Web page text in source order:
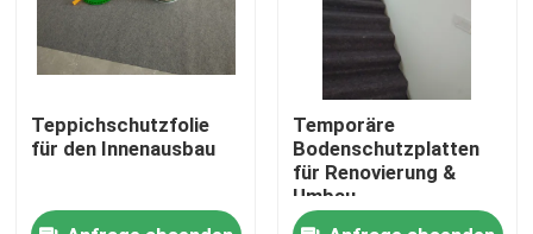
Über uns
Qualitätskontrolle
Teppichschutzfolie
für den Innenausbau
Temporäre
Bodenschutzplatten
für Renovierung &
Umbau